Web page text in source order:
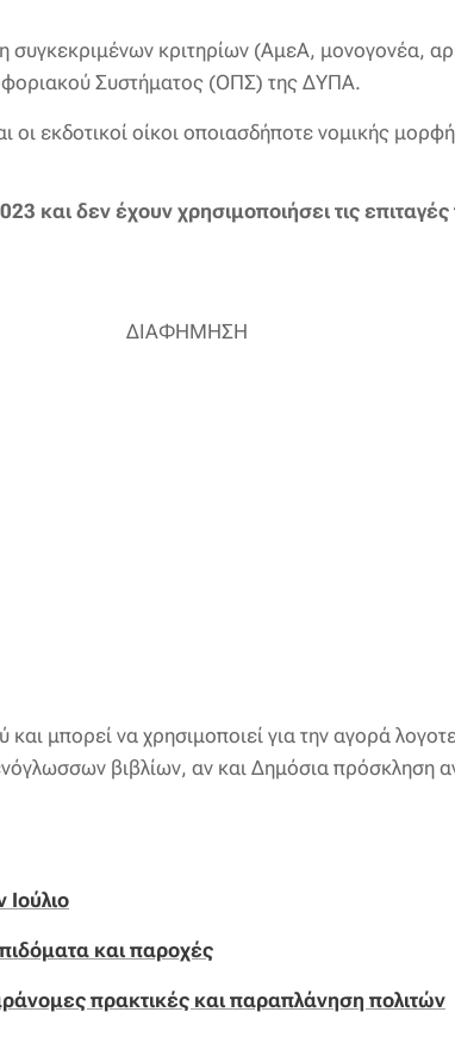
συγκεκριμένων κριτηρίων (ΑμεΑ, μονογονέα,
Συστήματος (ΟΠΣ) της ΔΥΠΑ.
εκδοτικοί οίκοι οποιασδήποτε νομικής
και δεν έχουν χρησιμοποιήσει τις
ΔΙΑΦΗΜΗΣΗ
μπορεί να χρησιμοποιεί για την αγορά
βιβλίων, αν και Δημόσια πρόσκληση
και παροχές
πρακτικές και παραπλάνηση πολιτών